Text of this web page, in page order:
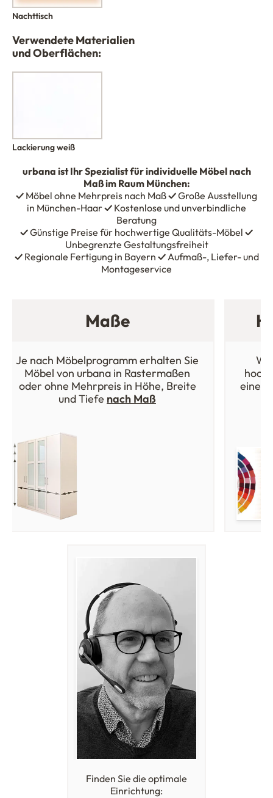
Nachttisch
Verwendete Materialien
und Oberflächen:
Lackierung weiß
urbana ist Ihr Spezialist für individuelle Möbel nach
Maß im Raum München:
✓ Möbel ohne Mehrpreis nach Maß✓Große Ausstellung
in München-Haar✓ Kostenlose und unverbindliche
Beratung
✓Günstige Preise für hochwertige Qualitäts-Möbel ✓
Unbegrenzte Gestaltungsfreiheit
✓Regionale Fertigung in Bayern ✓Aufmaß-, Liefer- und
Montageservice
Maße
Je nach Möbelprogramm erhalten Sie
Möbel von urbana in Rastermaßen
oder ohne Mehrpreis in Höhe, Breite
und Tiefe nach Maß
einer
Finden Sie die optimale
Einrichtung: